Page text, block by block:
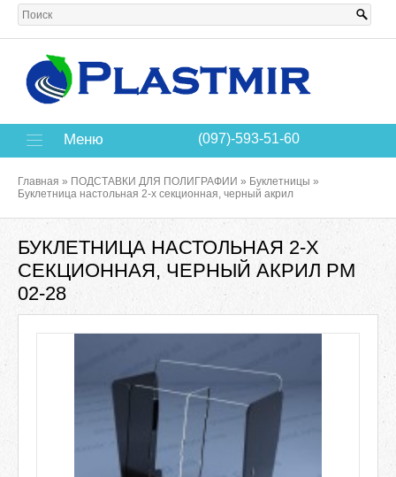
Меню (097)-593-51-60
Главная » ПОДСТАВКИ ДЛЯ ПОЛИГРАФИИ » Буклетницы »
Буклетница настольная 2-х секционная, черный акрил
БУКЛЕТНИЦА НАСТОЛЬНАЯ 2-Х
СЕКЦИОННАЯ, ЧЕРНЫЙ АКРИЛ РМ
02-28